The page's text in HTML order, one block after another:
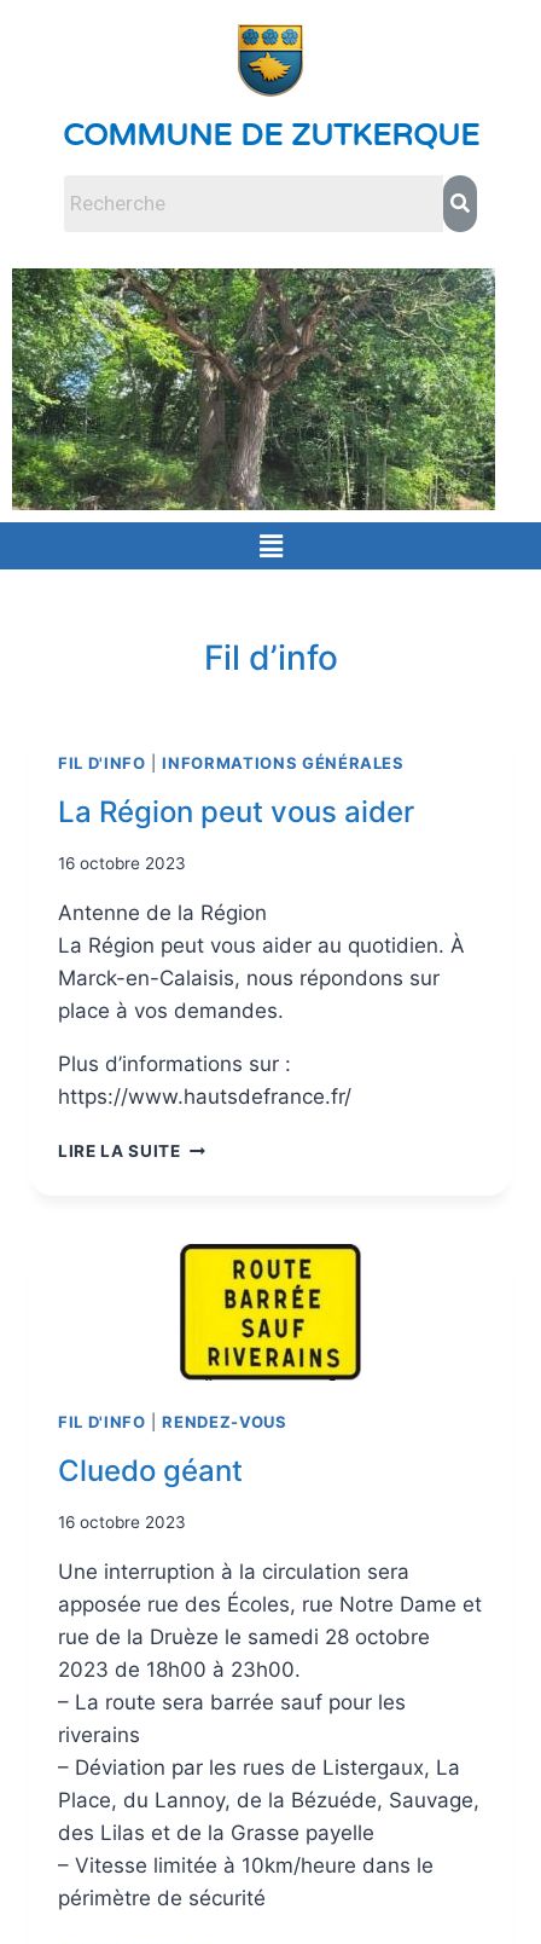
COMMUNE DE ZUTKERQUE
Fil d’info
FIL D'INFO |INFORMATIONS GÉNÉRALES
La Région peut vous aider
16 octobre 2023
Antenne de la Région
La Région peut vous aider au quotidien. À
Marck-en-Calaisis, nous répondons sur
place à vos demandes.
Plus d’informations sur :
https://www.hautsdefrance.fr/
LIRE LA SUITE
FIL D'INFO |RENDEZ-VOUS
Cluedo géant
16 octobre 2023
Une interruption à la circulation sera
apposée rue des Écoles, rue Notre Dame et
rue de la Druèze le samedi 28 octobre
2023 de 18h00 à 23h00.
– La route sera barrée sauf pour les
riverains
– Déviation par les rues de Listergaux, La
Place, du Lannoy, de la Bézuéde, Sauvage,
des Lilas et de la Grasse payelle
– Vitesse limitée à 10km/heure dans le
périmètre de sécurité